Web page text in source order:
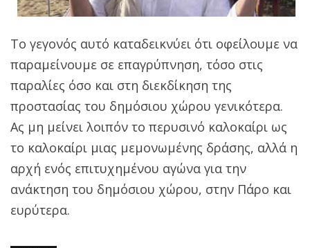
Το γεγονός αυτό καταδεικνύει ότι οφείλουμε να
παραμείνουμε σε επαγρύπνηση, τόσο στις
παραλίες όσο και στη διεκδίκηση της
προστασίας του δημόσιου χώρου γενικότερα.
Ας μη μείνει λοιπόν το περυσινό καλοκαίρι ως
το καλοκαίρι μιας μεμονωμένης δράσης, αλλά η
αρχή ενός επιτυχημένου αγώνα για την
ανάκτηση του δημόσιου χώρου, στην Πάρο και
ευρύτερα.